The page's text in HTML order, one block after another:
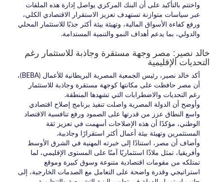
واختتم بالتأكيد على أن البنك المركزي يواصل إدارة هذه الملفات
عبر سياسات متوازنة تستهدف تعزيز الاستقرار الاقتصادي الكلي،
ورفع كفاءة الأسواق المالية، وتهيئة بيئة أكثر جذبًا للاستثمار المحلي
والدولي، بما يدعم أهداف النمو والتنمية المستدامة.
خالد نصير: مصر وجهة مستقرة وجاذبة للاستثمار رغم
التحديات الإقليمية
أكد خالد نصير، رئيس الجمعية المصرية البريطانية للأعمال (BEBA)،
أن مصر حافظت على مكانتها كوجهة مستقرة وجاذبة للاستثمار
رغم التحديات والاضطرابات التي تشهدها المنطقة.
وأوضح أن الدولة المصرية واصلت تنفيذ برنامج إصلاح اقتصادي
واسع النطاق عزز من قدرتها على الصمود ورفع تنافسية الاقتصاد
الوطني، مؤكدًا أن هذه الإصلاحات أسهمت في تعزيز ثقة
المستثمرين وتهيئة بيئة أعمال أكثر استقرارًا وجاذبية.
وأضاف أن مصر، استنادًا إلى خبرته المهنية في الشرق الأوسط
وأفريقيا، تمثل ملاذًا استثماريًا آمنًا على المستوى الإقليمي، لما
تمتلكه من مقومات اقتصادية متنوعة وسوق كبيرة وموقع
استراتيجي وقدرة واضحة على التعامل مع الصدمات الخارجية، إلى